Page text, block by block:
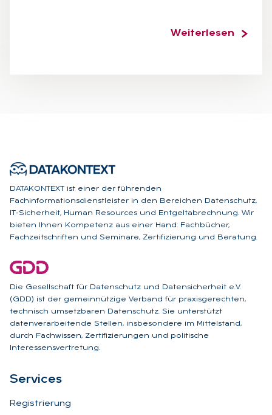
Weiterlesen
DATAKONTEXT ist einer der führenden
Fachinformationsdienstleister in den Bereichen Datenschutz,
IT-Sicherheit, Human Resources und Entgeltabrechnung. Wir
bieten Ihnen Kompetenz aus einer Hand: Fachbücher,
Fachzeitschriften und Seminare, Zertifizierung und Beratung.
Die Gesellschaft für Datenschutz und Datensicherheit e.V.
(GDD) ist der gemeinnützige Verband für praxisgerechten,
technisch umsetzbaren Datenschutz. Sie unterstützt
datenverarbeitende Stellen, insbesondere im Mittelstand,
durch Fachwissen, Zertifizierungen und politische
Interessensvertretung.
Ser­vices
Registrierung